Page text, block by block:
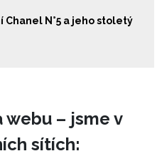
Chanel N°5 a jeho stoletý
webu – jsme v
sítích: